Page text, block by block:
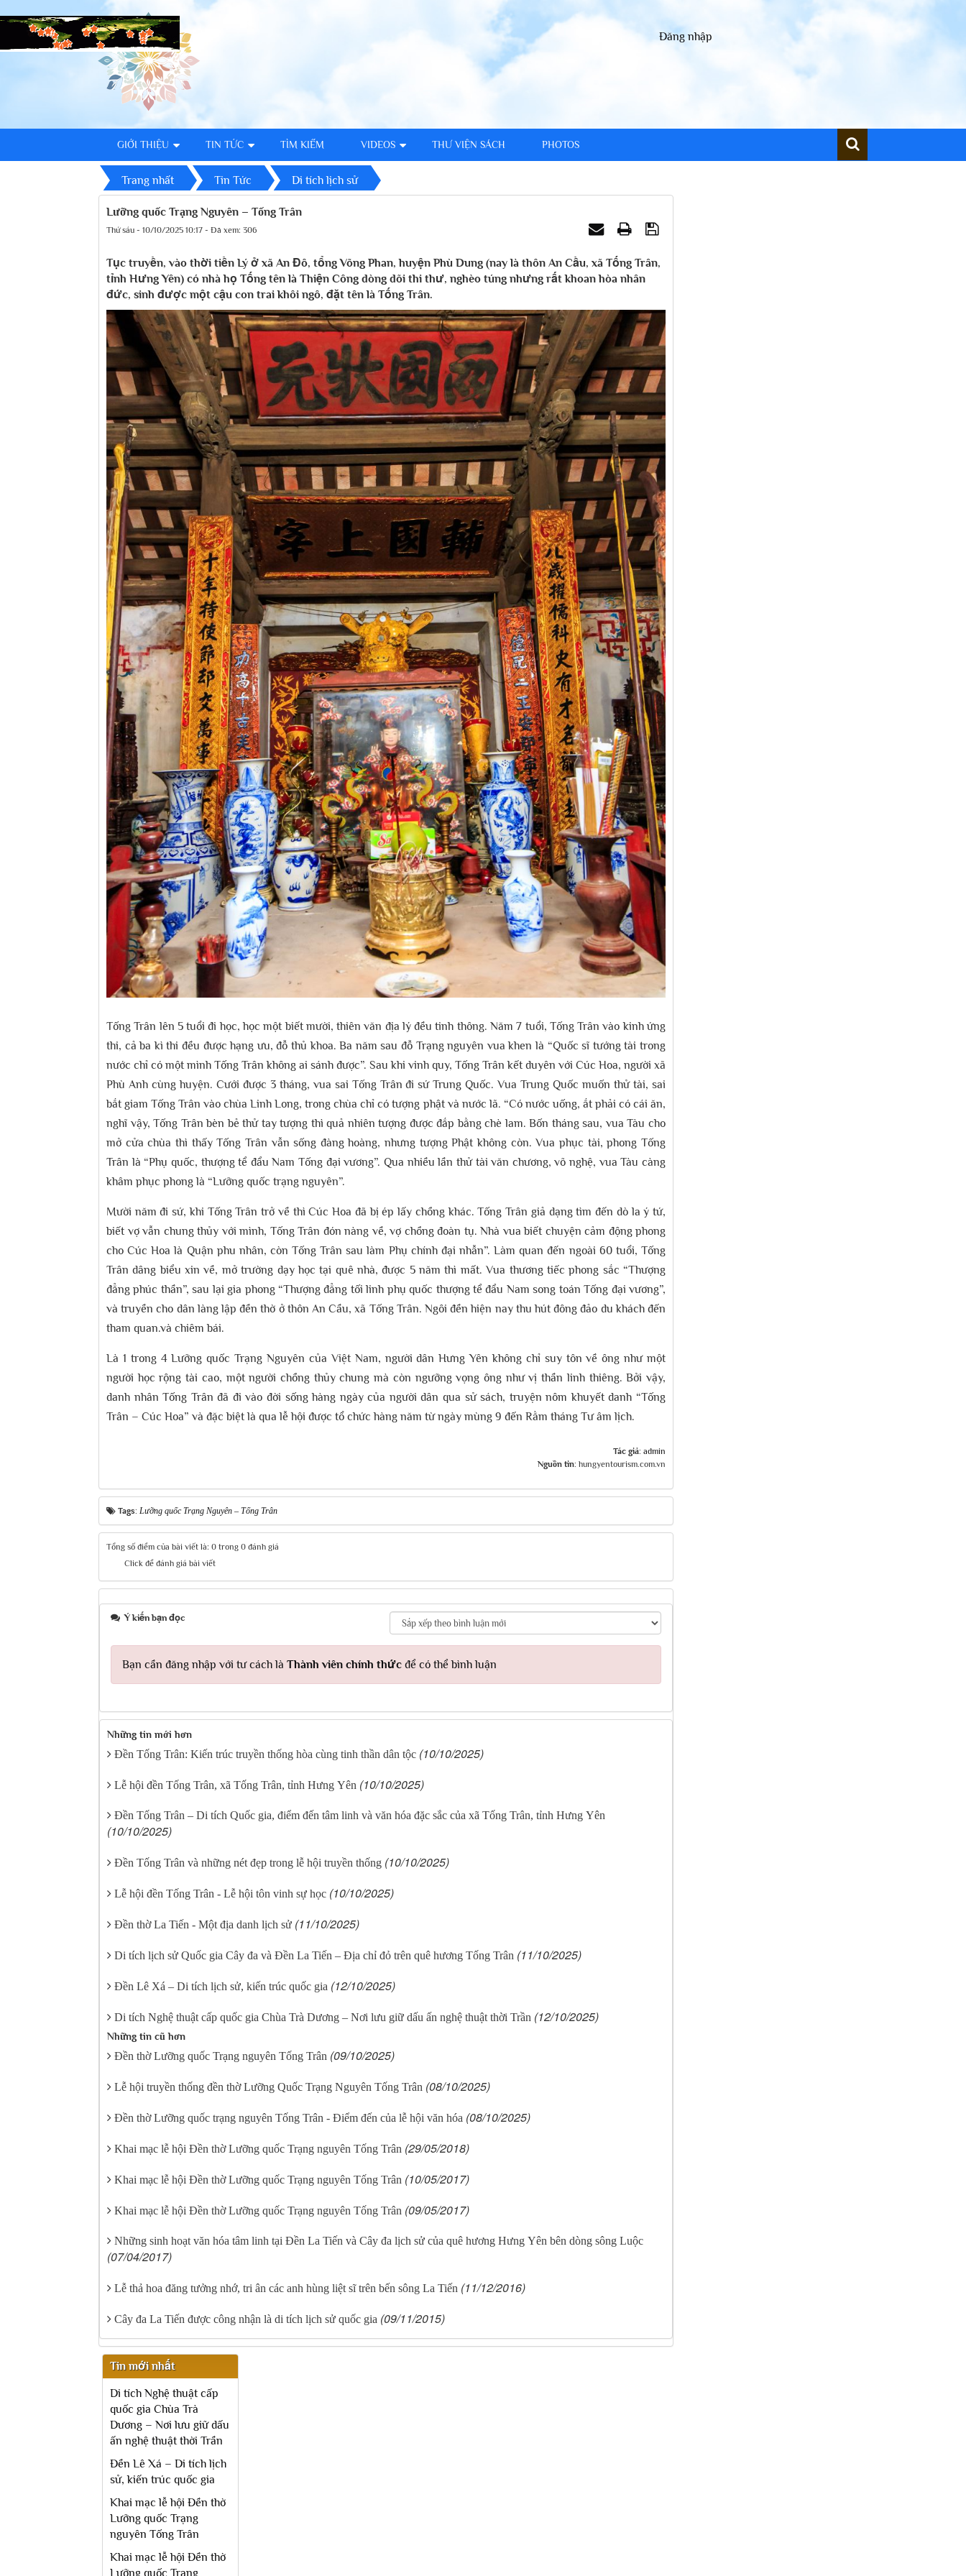
Đăng nhập
GIỚI THIỆU TIN TỨC TÌM KIẾM VIDEOS THƯ VIỆN SÁCH PHOTOS
Trang nhất Tin Tức Di tích lịch sử
Lưỡng quốc Trạng Nguyên – Tống Trân
Thứ sáu - 10/10/2025 10:17 - Đã xem: 306
Tục truyền, vào thời tiền Lý ở xã An Đô, tổng Võng Phan, huyện Phù Dung (nay là thôn An Cầu, xã Tống Trân,
tỉnh Hưng Yên) có nhà họ Tống tên là Thiện Công dòng dõi thi thư, nghèo túng nhưng rất khoan hòa nhân
đức, sinh được một cậu con trai khôi ngô, đặt tên là Tống Trân.
Tống Trân lên 5 tuổi đi học, học một biết mười, thiên văn địa lý đều tinh thông. Năm 7 tuổi, Tống Trân vào kinh ứng
thi, cả ba kì thi đều được hạng ưu, đỗ thủ khoa. Ba năm sau đỗ Trạng nguyên vua khen là “Quốc sĩ tướng tài trong
nước chỉ có một mình Tống Trân không ai sánh được”. Sau khi vinh quy, Tống Trân kết duyên với Cúc Hoa, người xã
Phù Anh cùng huyện. Cưới được 3 tháng, vua sai Tống Trân đi sứ Trung Quốc. Vua Trung Quốc muốn thử tài, sai
bắt giam Tống Trân vào chùa Linh Long, trong chùa chỉ có tượng phật và nước lã. “Có nước uống, ắt phải có cái ăn,
nghĩ vậy, Tống Trân bèn bẻ thử tay tượng thì quả nhiên tượng được đắp bằng chè lam. Bốn tháng sau, vua Tàu cho
mở cửa chùa thì thấy Tống Trân vẫn sống đàng hoàng, nhưng tượng Phật không còn. Vua phục tài, phong Tống
Trân là “Phụ quốc, thượng tể đẩu Nam Tống đại vương”. Qua nhiều lần thử tài văn chương, võ nghệ, vua Tàu càng
khâm phục phong là “Lưỡng quốc trạng nguyên”.
Mười năm đi sứ, khi Tống Trân trở về thì Cúc Hoa đã bị ép lấy chồng khác. Tống Trân giả dạng tìm đến dò la ý tứ,
biết vợ vẫn chung thủy với mình, Tống Trân đón nàng về, vợ chồng đoàn tụ. Nhà vua biết chuyện cảm động phong
cho Cúc Hoa là Quận phu nhân, còn Tống Trân sau làm Phụ chính đại nhẫn”. Làm quan đến ngoài 60 tuổi, Tống
Trân dâng biểu xin về, mở trường dạy học tại quê nhà, được 5 năm thì mất. Vua thương tiếc phong sắc “Thượng
đẳng phúc thần”, sau lại gia phong “Thượng đẳng tối linh phụ quốc thượng tể đẩu Nam song toán Tống đại vương”,
và truyền cho dân làng lập đền thờ ở thôn An Cầu, xã Tống Trân. Ngôi đền hiện nay thu hút đông đảo du khách đến
tham quan.và chiêm bái.
Là 1 trong 4 Lưỡng quốc Trạng Nguyên của Việt Nam, người dân Hưng Yên không chỉ suy tôn về ông như một
người học rộng tài cao, một người chồng thủy chung mà còn ngưỡng vọng ông như vị thần linh thiêng. Bởi vậy,
danh nhân Tống Trân đã đi vào đời sống hàng ngày của người dân qua sử sách, truyện nôm khuyết danh “Tống
Trân – Cúc Hoa” và đặc biệt là qua lễ hội được tổ chức hàng năm từ ngày mùng 9 đến Rằm tháng Tư âm lịch.
Tác giả: admin
Nguồn tin: hungyentourism.com.vn
Tags: Lưỡng quốc Trạng Nguyên – Tống Trân
Tổng số điểm của bài viết là: 0 trong 0 đánh giá
Click để đánh giá bài viết
Ý kiến bạn đọc
Bạn cần đăng nhập với tư cách là Thành viên chính thức để có thể bình luận
Những tin mới hơn
Đền Tống Trân: Kiến trúc truyền thống hòa cùng tinh thần dân tộc (10/10/2025)
Lễ hội đền Tống Trân, xã Tống Trân, tỉnh Hưng Yên (10/10/2025)
Đền Tống Trân – Di tích Quốc gia, điểm đến tâm linh và văn hóa đặc sắc của xã Tống Trân, tỉnh Hưng Yên
(10/10/2025)
Đền Tống Trân và những nét đẹp trong lễ hội truyền thống (10/10/2025)
Lễ hội đền Tống Trân - Lễ hội tôn vinh sự học (10/10/2025)
Đền thờ La Tiến - Một địa danh lịch sử (11/10/2025)
Di tích lịch sử Quốc gia Cây đa và Đền La Tiến – Địa chỉ đỏ trên quê hương Tống Trân (11/10/2025)
Đền Lê Xá – Di tích lịch sử, kiến trúc quốc gia (12/10/2025)
Di tích Nghệ thuật cấp quốc gia Chùa Trà Dương – Nơi lưu giữ dấu ấn nghệ thuật thời Trần (12/10/2025)
Những tin cũ hơn
Đền thờ Lưỡng quốc Trạng nguyên Tống Trân (09/10/2025)
Lễ hội truyền thống đền thờ Lưỡng Quốc Trạng Nguyên Tống Trân (08/10/2025)
Đền thờ Lưỡng quốc trạng nguyên Tống Trân - Điểm đến của lễ hội văn hóa (08/10/2025)
Khai mạc lễ hội Đền thờ Lưỡng quốc Trạng nguyên Tống Trân (29/05/2018)
Khai mạc lễ hội Đền thờ Lưỡng quốc Trạng nguyên Tống Trân (10/05/2017)
Khai mạc lễ hội Đền thờ Lưỡng quốc Trạng nguyên Tống Trân (09/05/2017)
Những sinh hoạt văn hóa tâm linh tại Đền La Tiến và Cây đa lịch sử của quê hương Hưng Yên bên dòng sông Luộc
(07/04/2017)
Lễ thả hoa đăng tưởng nhớ, tri ân các anh hùng liệt sĩ trên bến sông La Tiến (11/12/2016)
Cây đa La Tiến được công nhận là di tích lịch sử quốc gia (09/11/2015)
Tin mới nhất
Di tích Nghệ thuật cấp
quốc gia Chùa Trà
Dương – Nơi lưu giữ dấu
ấn nghệ thuật thời Trần
Đền Lê Xá – Di tích lịch
sử, kiến trúc quốc gia
Khai mạc lễ hội Đền thờ
Lưỡng quốc Trạng
nguyên Tống Trân
Khai mạc lễ hội Đền thờ
Lưỡng quốc Trạng